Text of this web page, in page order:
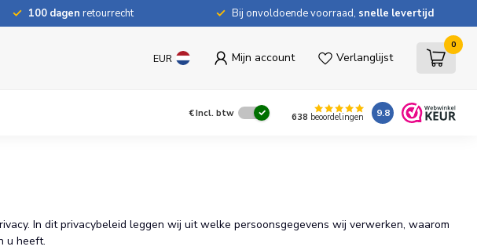
100 dagen retourrecht Bij onvoldoende voorraad, snelle levertijd
EUR Mijn account Verlanglijst
0
€Incl. btw 638 beoordelingen 9.8
In dit privacybeleid leggen wij uit welke persoonsgegevens wij verwerken, waarom
u heeft.